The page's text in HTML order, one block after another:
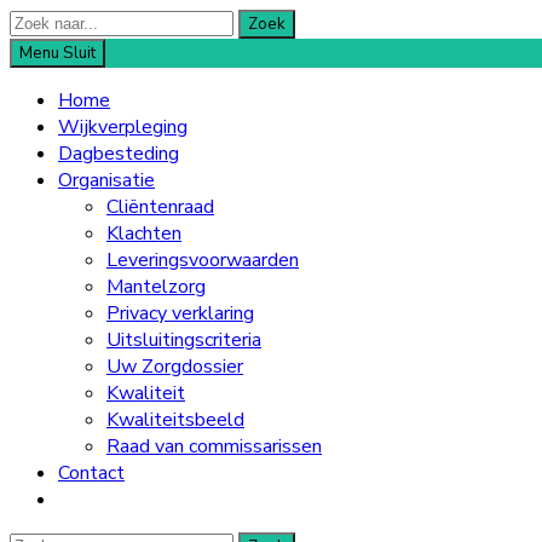
Zoek
naar
for:
Zoek
Menu Sluit
Home
Wijkverpleging
Dagbesteding
Organisatie
Cliëntenraad
Klachten
Leveringsvoorwaarden
Mantelzorg
Privacy verklaring
Uitsluitingscriteria
Uw Zorgdossier
Kwaliteit
Kwaliteitsbeeld
Raad van commissarissen
Contact